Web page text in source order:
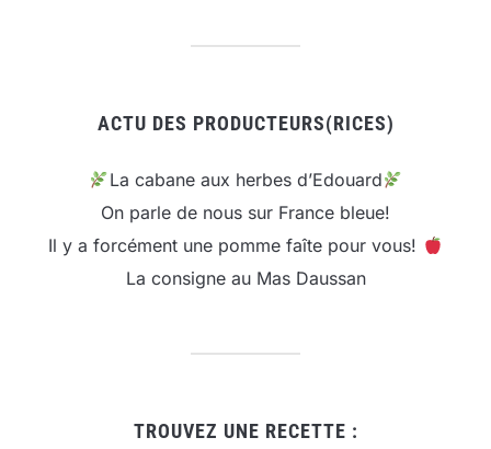
ACTU DES PRODUCTEURS(RICES)
La cabane aux herbes d’Edouard
On parle de nous sur France bleue!
Il y a forcément une pomme faîte pour vous!
La consigne au Mas Daussan
TROUVEZ UNE RECETTE :